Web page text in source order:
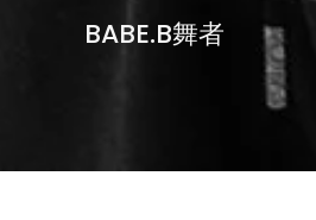
BABE.B舞者